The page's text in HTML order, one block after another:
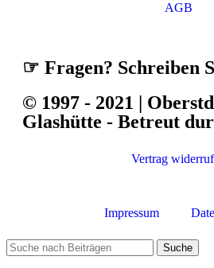
AGB
☞ Fragen? Schreiben
© 1997 - 2021 |
Glashütte - Betreut
Vertrag
Impressum
Suche